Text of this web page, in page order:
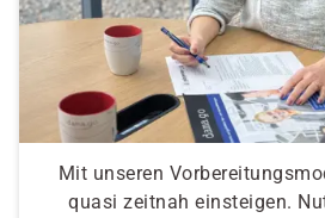
Mit unseren
quasi zeitnah einsteigen.